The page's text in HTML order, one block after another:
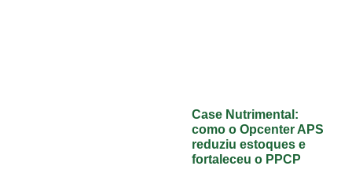
Case Nutrimental:
como o Opcenter APS
reduziu estoques e
fortaleceu o PPCP